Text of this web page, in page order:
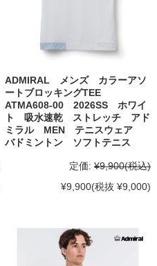
ADMIRAL メンズ カラーアソ
ートブロッキングTEE
ATMA608-00 2026SS ホワイ
ト 吸水速乾 ストレッチ アド
ミラル MEN テニスウェア
バドミントン ソフトテニス
定価: ¥9,900(税込)
¥9,900(税抜 ¥9,000)